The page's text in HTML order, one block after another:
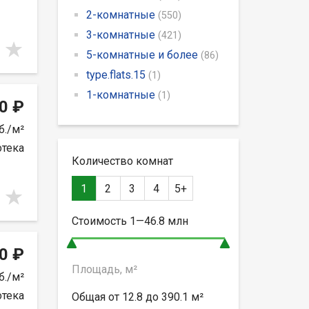
₽
м²
₽
м²
2-комнатные (550)
3-комнатные (421)
5-комнатные и более (86)
type.flats.15 (1)
1-комнатные (1)
Количество комнат
1 2 3 4 5+
Стоимость 1—46.8 млн
Площадь, м²
Общая от 12.8 до 390.1 м²